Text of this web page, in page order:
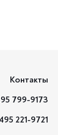
Контакты
799-9173
221-9721